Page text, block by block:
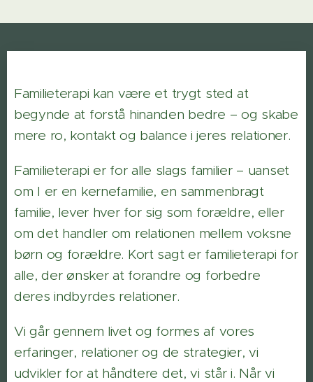
Familieterapi kan være et trygt sted at
begynde at forstå hinanden bedre – og skabe
mere ro, kontakt og balance i jeres relationer.
Familieterapi er for alle slags familier – uanset
om I er en kernefamilie, en sammenbragt
familie, lever hver for sig som forældre, eller
om det handler om relationen mellem voksne
børn og forældre. Kort sagt er familieterapi for
alle, der ønsker at forandre og forbedre
deres indbyrdes relationer.
Vi går gennem livet og formes af vores
erfaringer, relationer og de strategier, vi
udvikler for at håndtere det, vi står i. Når vi